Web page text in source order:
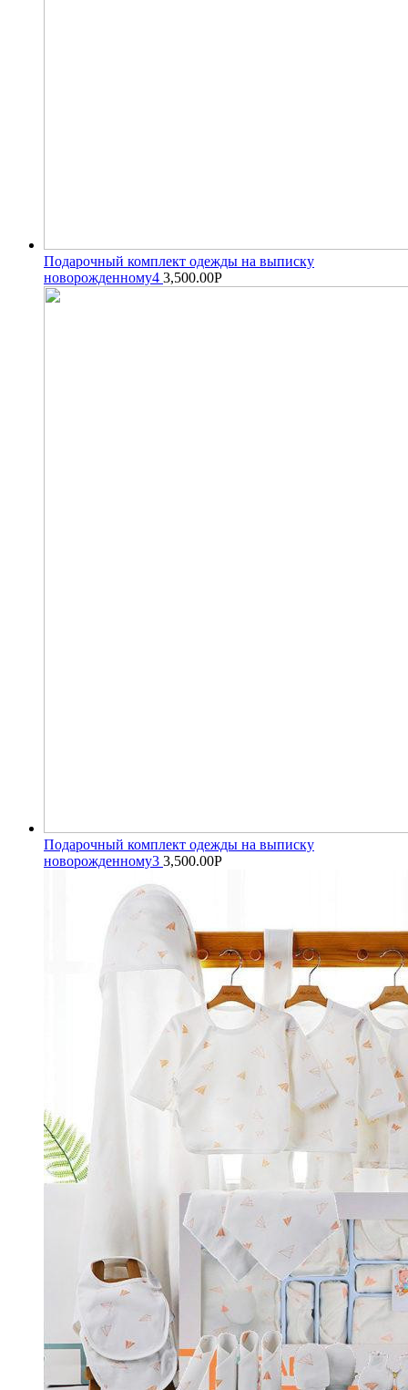
Подарочный комплект одежды на выписку
новорожденному4 3,500.00Р
Подарочный комплект одежды на выписку
новорожденному3 3,500.00Р